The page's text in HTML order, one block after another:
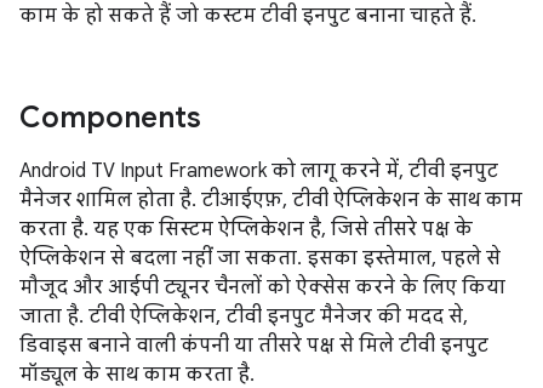
काम के हो सकते हैं जो कस्टम टीवी इनपुट बनाना चाहते हैं.
Components
Android TV Input Framework को लागू करने में, टीवी इनपुट
मैनेजर शामिल होता है. टीआईएफ़, टीवी ऐप्लिकेशन के साथ काम
करता है. यह एक सिस्टम ऐप्लिकेशन है, जिसे तीसरे पक्ष के
ऐप्लिकेशन से बदला नहीं जा सकता. इसका इस्तेमाल, पहले से
मौजूद और आईपी ट्यूनर चैनलों को ऐक्सेस करने के लिए किया
जाता है. टीवी ऐप्लिकेशन, टीवी इनपुट मैनेजर की मदद से,
डिवाइस बनाने वाली कंपनी या तीसरे पक्ष से मिले टीवी इनपुट
मॉड्यूल के साथ काम करता है.